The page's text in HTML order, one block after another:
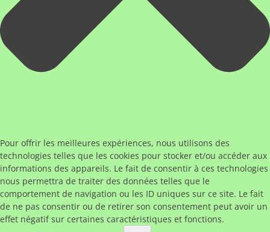
Pour offrir les meilleures expériences, nous utilisons des
technologies telles que les cookies pour stocker et/ou accéder aux
informations des appareils. Le fait de consentir à ces technologies
nous permettra de traiter des données telles que le
comportement de navigation ou les ID uniques sur ce site. Le fait
de ne pas consentir ou de retirer son consentement peut avoir un
effet négatif sur certaines caractéristiques et fonctions.